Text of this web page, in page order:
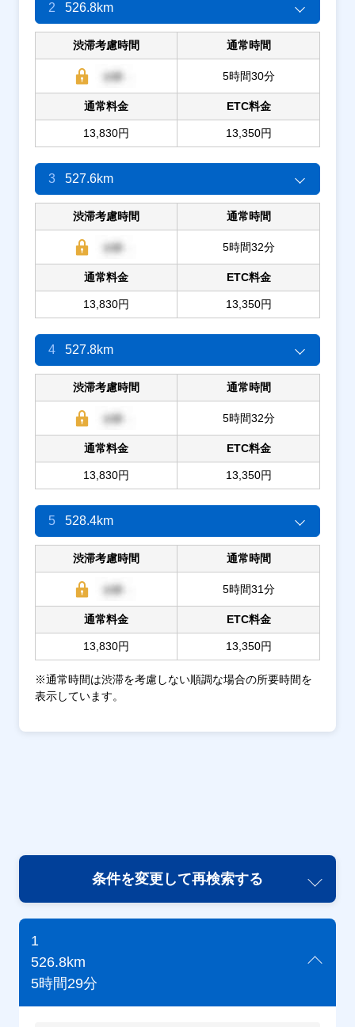
2 526.8km
渋滞考慮時間 通常時間
5時間30分
通常料金
13,830円
ETC料金
13,350円
3 527.6km
渋滞考慮時間 通常時間
5時間32分
通常料金
13,830円
ETC料金
13,350円
4 527.8km
渋滞考慮時間 通常時間
5時間32分
通常料金
13,830円
ETC料金
13,350円
5 528.4km
渋滞考慮時間 通常時間
5時間31分
通常料金
13,830円
ETC料金
13,350円
※通常時間は渋滞を考慮しない順調な場合の所要時間を
表示しています。
条件を変更して再検索する
1
526.8km
5時間29分